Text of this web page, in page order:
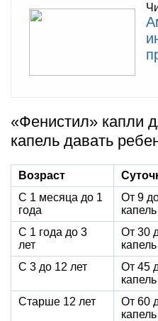
«Фенистил» капли
капель давать
Возраст
С 1 месяца до 1
года
От 9
капель
С 1 года до 3
лет
От 30
капель
С 3 до 12 лет
От 45
капель
Старше 12 лет
От 60
капель